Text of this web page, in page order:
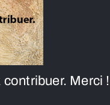
contribuer. Merci !